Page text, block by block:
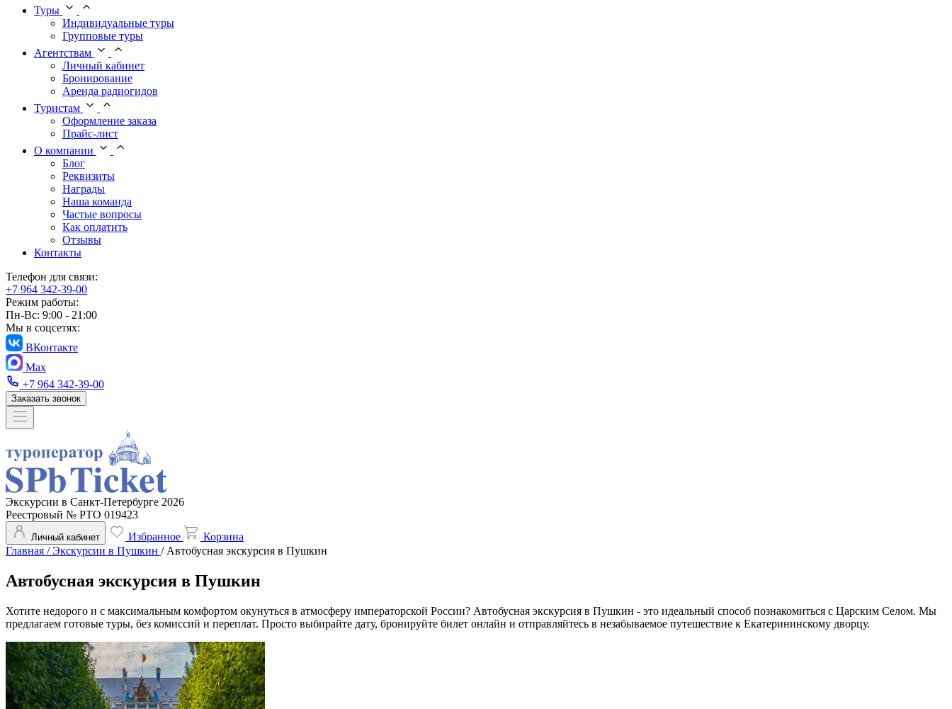
Туры
Индивидуальные туры
Групповые туры
Агентствам
Личный кабинет
Бронирование
Аренда радиогидов
Туристам
Оформление заказа
Прайс-лист
О компании
Блог
Реквизиты
Награды
Наша команда
Частые вопросы
Как оплатить
Отзывы
Контакты
Телефон для связи:
+7 964 342-39-00
Режим работы:
Пн-Вс: 9:00 - 21:00
Мы в соцсетях:
ВКонтакте
Max
+7 964 342-39-00
Заказать звонок
Экскурсии в Санкт-Петербурге 2026
Реестровый № РТО 019423
Личный кабинет Избранное
Корзина
Главная /Экскурсии в Пушкин / Автобусная экскурсия в Пушкин
Автобусная экскурсия в Пушкин
Хотите недорого и с максимальным комфортом окунуться в атмосферу императорской России? Автобусная экскурсия в Пушкин - это идеальный способ познакомиться с Царским Селом. Мы
предлагаем готовые туры, без комиссий и переплат. Просто выбирайте дату, бронируйте билет онлайн и отправляйтесь в незабываемое путешествие к Екатерининскому дворцу.